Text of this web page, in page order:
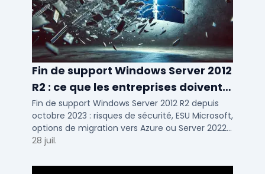
Fin de support Windows Server 2012
R2 : ce que les entreprises doivent
savoir
Fin de support Windows Server 2012 R2 depuis
octobre 2023 : risques de sécurité, ESU Microsoft,
options de migration vers Azure ou Server 2022
pour TPE, PME et ETI.
28 juil.